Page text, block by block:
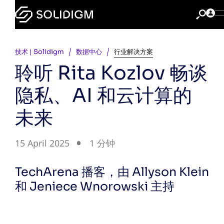
技术 | Solidigm 数据中心 行业解决方案
聆听 Rita Kozlov 畅谈
隐私、AI 和云计算的
未来
15 April 2025 1 分钟
TechArena 播客，由 Allyson Klein
和 Jeniece Wnorowski 主持